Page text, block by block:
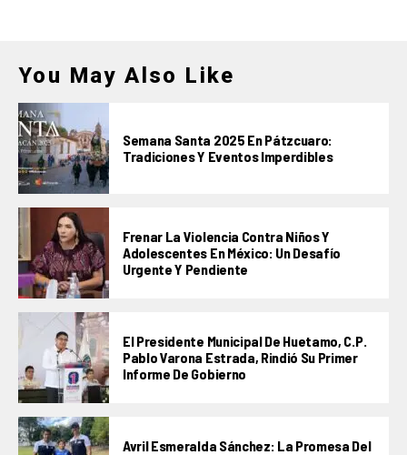
You May Also Like
Semana Santa 2025 En Pátzcuaro:
Tradiciones Y Eventos Imperdibles
Frenar La Violencia Contra Niños Y
Adolescentes En México: Un Desafío
Urgente Y Pendiente
El Presidente Municipal De Huetamo, C.P.
Pablo Varona Estrada, Rindió Su Primer
Informe De Gobierno
Avril Esmeralda Sánchez: La Promesa Del